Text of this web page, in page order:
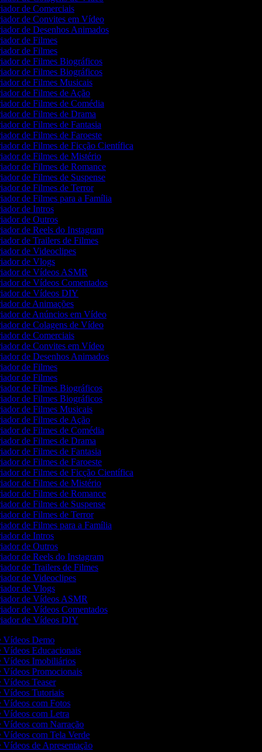
de Comerciais
de Convites em Vídeo
de Desenhos Animados
de Filmes
de Filmes
de Filmes Biográficos
de Filmes Biográficos
de Filmes Musicais
de Filmes de Ação
de Filmes de Comédia
de Filmes de Drama
de Filmes de Fantasia
de Filmes de Faroeste
de Filmes de Ficção Científica
de Filmes de Mistério
de Filmes de Romance
de Filmes de Suspense
de Filmes de Terror
de Filmes para a Família
de Intros
de Outros
de Reels do Instagram
de Trailers de Filmes
de Videoclipes
de Vlogs
de Vídeos ASMR
de Vídeos Comentados
de Vídeos DIY
de Animações
de Anúncios em Vídeo
de Colagens de Vídeo
de Comerciais
de Convites em Vídeo
de Desenhos Animados
de Filmes
de Filmes
de Filmes Biográficos
de Filmes Biográficos
de Filmes Musicais
de Filmes de Ação
de Filmes de Comédia
de Filmes de Drama
de Filmes de Fantasia
de Filmes de Faroeste
de Filmes de Ficção Científica
de Filmes de Mistério
de Filmes de Romance
de Filmes de Suspense
de Filmes de Terror
de Filmes para a Família
de Intros
de Outros
de Reels do Instagram
de Trailers de Filmes
de Videoclipes
de Vlogs
de Vídeos ASMR
de Vídeos Comentados
de Vídeos DIY
Vídeos Demo
Vídeos Educacionais
Vídeos Imobiliários
Vídeos Promocionais
Vídeos Teaser
Vídeos Tutoriais
Vídeos com Fotos
Vídeos com Letra
Vídeos com Narração
Vídeos com Tela Verde
Vídeos de Apresentação